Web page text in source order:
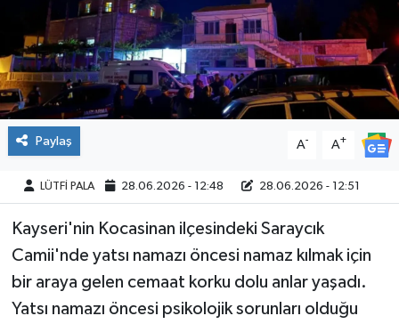
Paylaş A- A+
LÜTFİ PALA 28.06.2026 - 12:48 28.06.2026 - 12:51
Kayseri'nin Kocasinan ilçesindeki Saraycık
Camii'nde yatsı namazı öncesi namaz kılmak için
bir araya gelen cemaat korku dolu anlar yaşadı.
Yatsı namazı öncesi psikolojik sorunları olduğu